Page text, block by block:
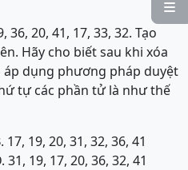

36, 20, 41, 17, 33, 32. Tạo
Hãy cho biết sau khi xóa
áp dụng phương pháp duyệt
tự các phần tử là như thế
17, 19, 20, 31, 32, 36, 41
31, 19, 17, 20, 36, 32, 41